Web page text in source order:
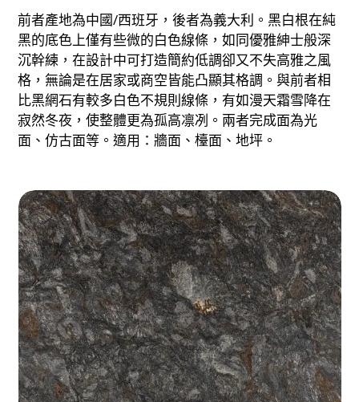
前者產地為中國/西班牙，後者為義大利。黑白根在純
黑的底色上僅有些微的白色線條，如同優雅紳士般深
沉幹練，在設計中可打造簡約低調卻又不失高雅之風
格，無論是在居家或商空皆能凸顯其格調。與前者相
比黑網石有較多白色不規則線條，有如漫天霜雪降在
寂然冬夜，使整體更為孤高凛冽。兩者完成面為光
面、仿古面等。適用：牆面、檯面、地坪。